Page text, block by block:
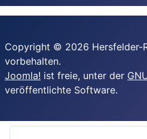
Copyright © 2026 Hersfelder-
vorbehalten.
Joomla! ist freie, unter der
veröffentlichte Software.